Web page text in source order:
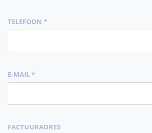
TELEFOON *
E-MAIL *
FACTUURADRES